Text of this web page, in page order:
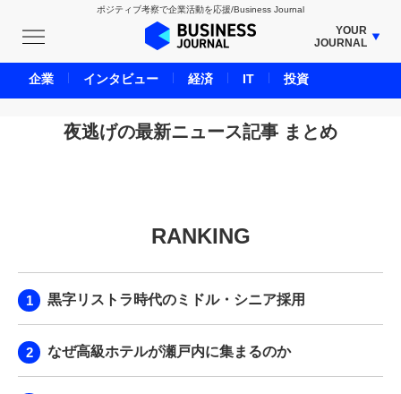
ポジティブ考察で企業活動を応援/Business Journal
YOUR
JOURNAL
BUSINESS JOURNAL
UNICORN JOURNAL
CARBON CREDITS JOURNAL
LIFE ENDING JOURNAL
BPaaS JOURNAL
夜逃げの最新ニュース記事 まとめ
RANKING
黒字リストラ時代のミドル・シニア採用
なぜ高級ホテルが瀬戸内に集まるのか
企業 インタビュー 経済 IT 投資